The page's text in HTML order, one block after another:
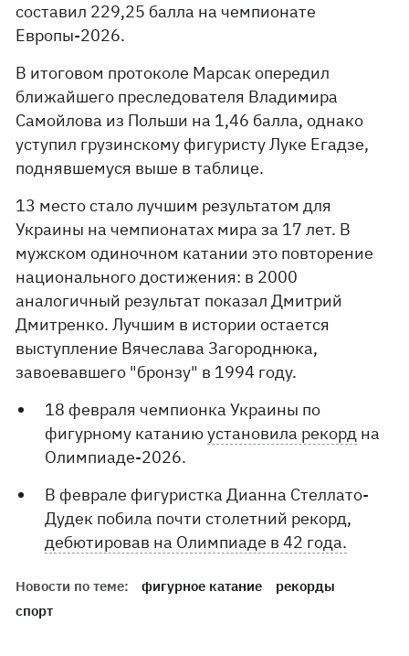
составил 229,25 балла на чемпионате
Европы-2026.
В итоговом протоколе Марсак опередил
ближайшего преследователя Владимира
Самойлова из Польши на 1,46 балла, однако
уступил грузинскому фигуристу Луке Егадзе,
поднявшемуся выше в таблице.
13 место стало лучшим результатом для
Украины на чемпионатах мира за 17 лет. В
мужском одиночном катании это повторение
национального достижения: в 2000
аналогичный результат показал Дмитрий
Дмитренко. Лучшим в истории остается
выступление Вячеслава Загороднюка,
завоевавшего "бронзу" в 1994 году.
18 февраля чемпионка Украины по
фигурному катаниюустановила рекорд на
Олимпиаде-2026.
В феврале фигуристка Дианна Стеллато-
Дудек побила почти столетний рекорд,
дебютировав на Олимпиаде в 42 года.
Новости по теме: фигурное катание
рекорды
спорт